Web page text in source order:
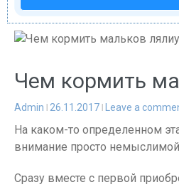
Чем кормить
Admin 26.11.2017 Leave a
На каком-то определенном
внимание просто
Сразу вместе с первой